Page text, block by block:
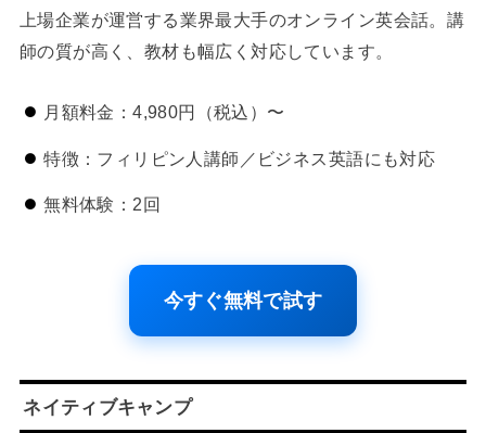
上場企業が運営する業界最大手のオンライン英会話。講
師の質が高く、教材も幅広く対応しています。
月額料金：4,980円（税込）〜
特徴：フィリピン人講師／ビジネス英語にも対応
無料体験：2回
今すぐ無料で試す
ネイティブキャンプ